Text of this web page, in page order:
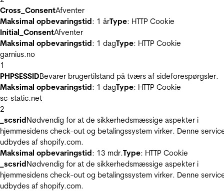
Cross_ConsentAfventer
Maksimal opbevaringstid: 1 årType: HTTP Cookie
Initial_ConsentAfventer
Maksimal opbevaringstid: 1 dagType: HTTP Cookie
garnius.no
1
PHPSESSIDBevarer brugertilstand på tværs af sideforespørgsler.
Maksimal opbevaringstid: 1 dagType: HTTP Cookie
sc-static.net
2
_scsridNødvendig for at de sikkerhedsmæssige aspekter i
hjemmesidens check-out og betalingssystem virker. Denne
udbydes af shopify.com.
Maksimal opbevaringstid: 13 mdr.Type: HTTP Cookie
_scsridNødvendig for at de sikkerhedsmæssige aspekter i
hjemmesidens check-out og betalingssystem virker. Denne
udbydes af shopify.com.